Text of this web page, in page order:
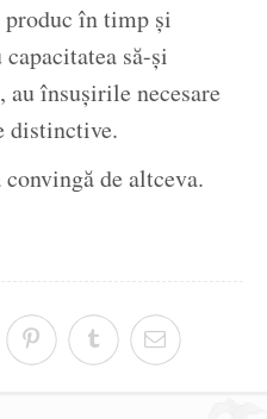
produc în timp și
să-și
însușirile necesare
distinctive.
de altceva.